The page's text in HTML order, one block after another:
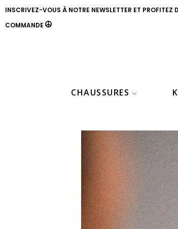
INSCRIVEZ-VOUS À NOTRE NEWSLETTER ET PROFITEZ
COMMANDE
CHAUSSURES